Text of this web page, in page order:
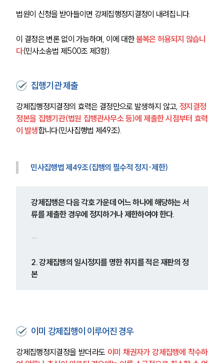
법원이 신청을 받아들이면 강제집행정지결정이 내려집니다.
이 결정은 변론 없이 가능하며, 이에 대한 불복은 허용되지 않습니
다(민사소송법 제500조 제3항).
집행기관 제출
강제집행정지결정의 효력은 결정만으로 발생하지 않고, 정지결정
정본을 집행기관(법원 집행관사무소 등)에 제출한 시점부터 효력
이 발생합니다(민사집행법 제49조).
민사집행법 제49조(집행의 필수적 정지·제한)
강제집행은 다음 각호 가운데 어느 하나에 해당하는 서
류를 제출한 경우에 정지하거나 제한하여야 한다.
…
2. 강제집행의 일시정지를 명한 취지를 적은 재판의 정
본
이미 강제집행이 이루어진 경우
강제집행정지결정을 받더라도 이미 채권자가 강제집행에 착수하